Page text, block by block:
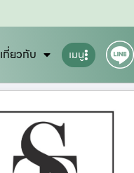
เกี่ยวกับ เมนู